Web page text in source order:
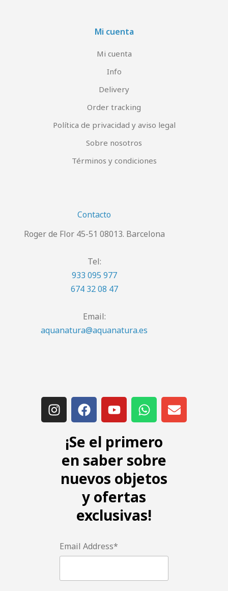
Mi cuenta
Mi cuenta
Info
Delivery
Order tracking
Política de privacidad y aviso legal
Sobre nosotros
Términos y condiciones
Contacto
Roger de Flor 45-51 08013. Barcelona
Tel:
933 095 977
674 32 08 47
Email:
aquanatura@aquanatura.es
¡Se el primero
en saber sobre
nuevos objetos
y ofertas
exclusivas!
Email Address*